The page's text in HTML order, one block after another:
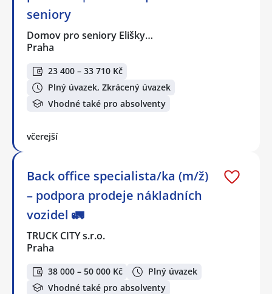
seniory
Domov pro seniory Elišky…
Praha
23 400 – 33 710 Kč
Plný úvazek, Zkrácený úvazek
Vhodné také pro absolventy
včerejší
Back office specialista/ka (m/ž)
– podpora prodeje nákladních
vozidel 🚛
TRUCK CITY s.r.o.
Praha
38 000 – 50 000 Kč
Plný úvazek
Vhodné také pro absolventy